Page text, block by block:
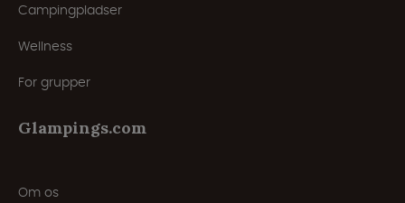
Campingpladser
Wellness
For grupper
Glampings.com
Om os